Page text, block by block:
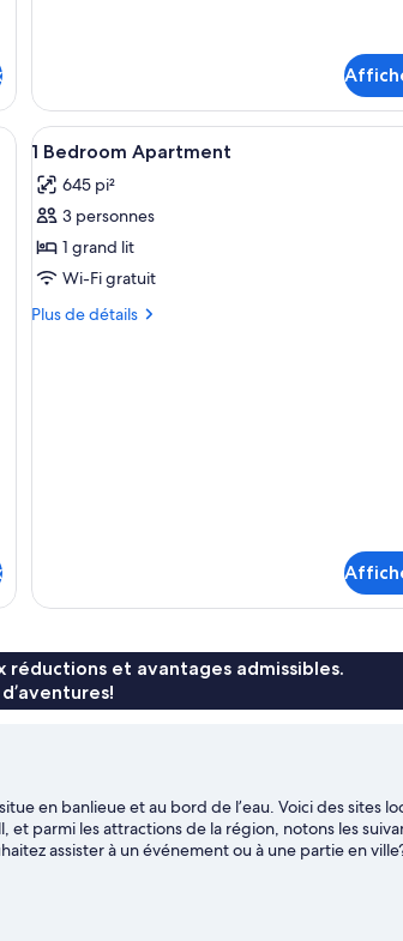
Afficher
toutes
les
photos
pour
ce
type
Fer et planche à
5
1 Bedroom Apartment
645 pi²
3 personnes
1 grand lit
Wi-Fi gratuit
Plus de détails
Plus
réductions et avantages admissibles.
en banlieue et au bord de l’eau. Voici des sites
parmi les attractions de la région, notons les
assister à un événement ou à une partie en
Coast ou Centre de loisirs The Entertainment